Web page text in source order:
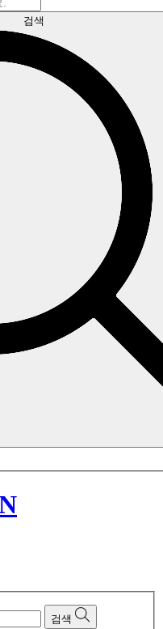
검색
검색